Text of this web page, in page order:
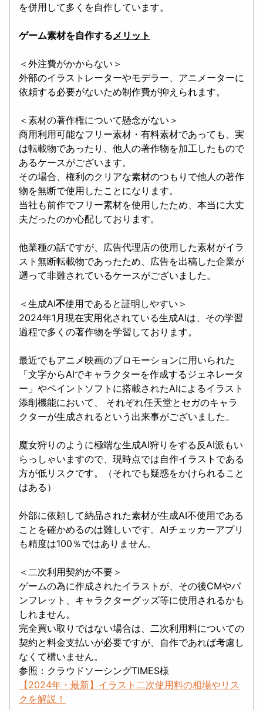
を併用して多くを自作しています。
ゲーム素材を自作する メリット
＜外注費がかからない＞
外部のイラストレーターやモデラー、アニメーターに
依頼する必要がないため制作費が抑えられます。
＜素材の著作権について懸念がない＞
商用利用可能なフリー素材・有料素材であっても、実
は転載物であったり、他人の著作物を加工したもので
あるケースがございます。
その場合、権利のクリアな素材のつもりで他人の著作
物を無断で使用したことになります。
当社も前作でフリー素材を使用したため、本当に大丈
夫だったのか心配しております。
他業種の話ですが、広告代理店の使用した素材がイラ
スト無断転載物であったため、広告を出稿した企業が
遡って非難されているケースがございました。
＜生成AI不使用であると証明しやすい＞
2024年1月現在実用化されている生成AIは、その学習
過程で多くの著作物を学習しております。
最近でもアニメ映画のプロモーションに用いられた
「文字からAIでキャラクターを作成するジェネレータ
ー」やペイントソフトに搭載されたAIによるイラスト
添削機能において、 それぞれ任天堂とセガのキャラ
クターが生成されるという出来事がございました。
魔女狩りのように極端な生成AI狩りをする反AI派もい
らっしゃいますので、現時点では自作イラストである
方が低リスクです。（それでも疑惑をかけられること
はある）
外部に依頼して納品された素材が生成AI不使用である
ことを確かめるのは難しいです。AIチェッカーアプリ
も精度は100％ではありません。
＜二次利用契約が不要＞
ゲームの為に作成されたイラストが、その後CMやパ
ンフレット、キャラクターグッズ等に使用されるかも
しれません。
完全買い取りではない場合は、二次利用料についての
契約と料金支払いが必要ですが、自作であれば考慮し
なくて構いません。
参照：クラウドソーシングTIMES様
【2024年・最新】イラスト二次使用料の相場やリス
クを解説！